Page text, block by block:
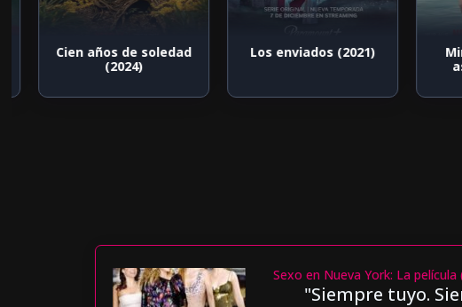
Cien años de soledad
(2024)
Los enviados (2021)
Sexo en Nueva York: La película
"Siempre tuyo.